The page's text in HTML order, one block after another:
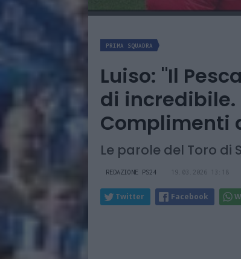
PRIMA SQUADRA
Luiso: "Il
di incredibile.
Complimenti
Le parole del Toro di
REDAZIONE PS24 19.03.2026 13:18
Twitter Facebook